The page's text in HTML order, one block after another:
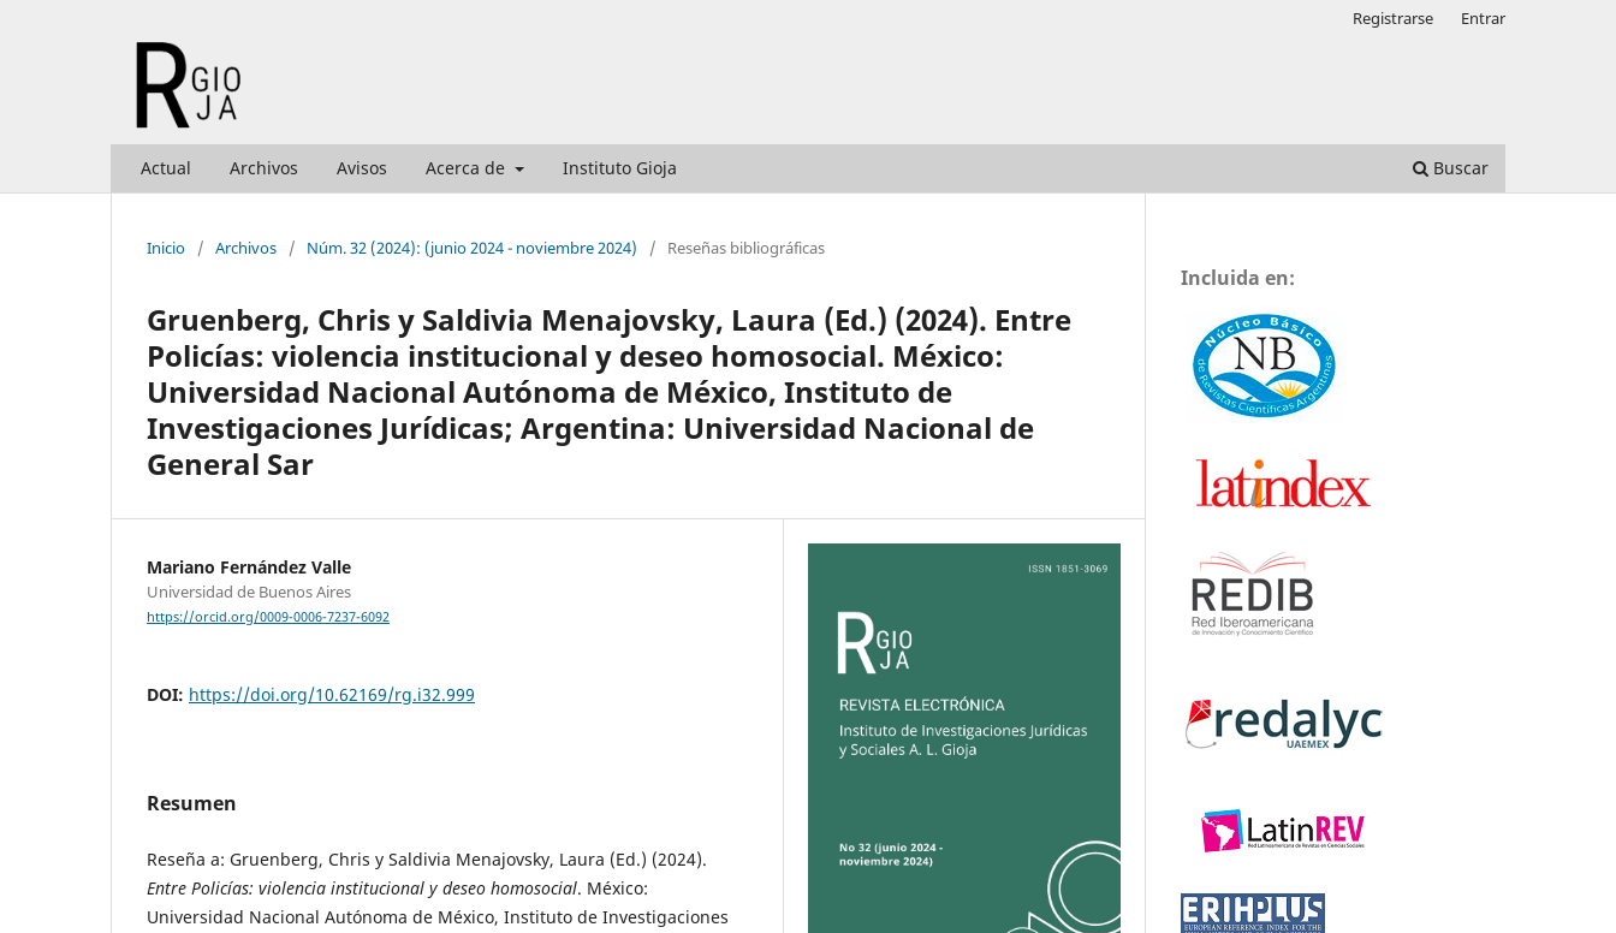
Actual Archivos Avisos Acerca de Instituto Gioja Buscar
Registrarse Entrar
Inicio / Archivos / Núm. 32 (2024): (junio 2024 - noviembre 2024) / Reseñas bibliográficas
Gruenberg, Chris y Saldivia Menajovsky, Laura (Ed.) (2024). Entre
Policías: violencia institucional y deseo homosocial. México:
Universidad Nacional Autónoma de México, Instituto de
Investigaciones Jurídicas; Argentina: Universidad Nacional de
General Sar
Mariano Fernández Valle
Universidad de Buenos Aires
https://orcid.org/0009-0006-7237-6092
DOI: https://doi.org/10.62169/rg.i32.999
Resumen
Reseña a: Gruenberg, Chris y Saldivia Menajovsky, Laura (Ed.) (2024).
Entre Policías: violencia institucional y deseo homosocial. México:
Universidad Nacional Autónoma de México, Instituto de Investigaciones
Incluida en: